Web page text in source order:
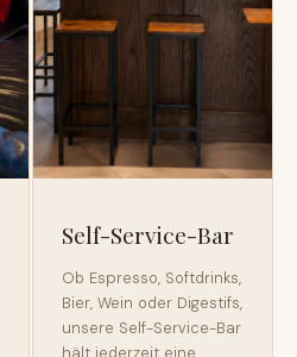
Self-Service-Bar
Ob Espresso, Softdrinks,
Bier, Wein oder Digestifs,
unsere Self-Service-Bar
hält jederzeit eine